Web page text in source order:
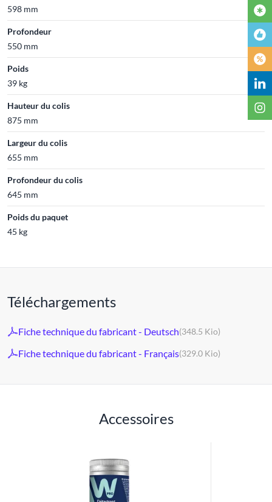
598 mm
Profondeur
550 mm
Poids
39 kg
Hauteur du colis
875 mm
Largeur du colis
655 mm
Profondeur du colis
645 mm
Poids du paquet
45 kg
Téléchargements
Fiche technique du fabricant - Deutsch(348.5 Kio)
Fiche technique du fabricant - Français(329.0 Kio)
Accessoires